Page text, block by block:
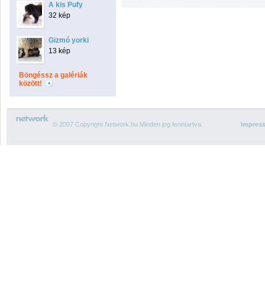
A kis Pufy
32 kép
Gizmó yorki
13 kép
Böngéssz a galériák
között!
© 2007 Copyright Network.hu Minden jog fenntartva.